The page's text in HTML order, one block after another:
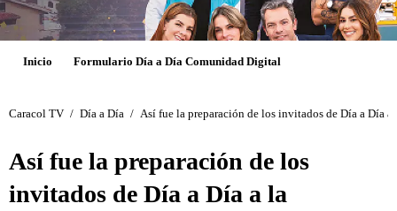
Inicio Formulario Día a Día Comunidad Digital
Caracol TV / Día a Día / Así fue la preparación de los invitados de Día a Día
Así fue la preparación de los
invitados de Día a Día a la